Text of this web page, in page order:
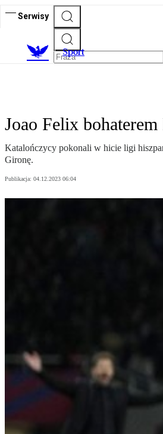
Serwisy
Sport
Joao Felix
Katalończycy pokonali w hicie ligi
Gironę.
Publikacja: 04.12.2023 06:04